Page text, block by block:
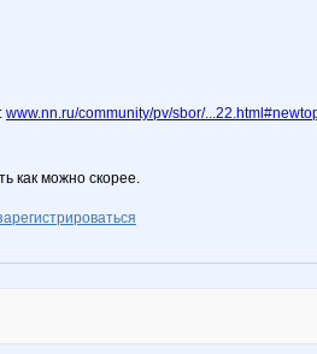
www.nn.ru/community/pv/sbor/
как можно скорее.